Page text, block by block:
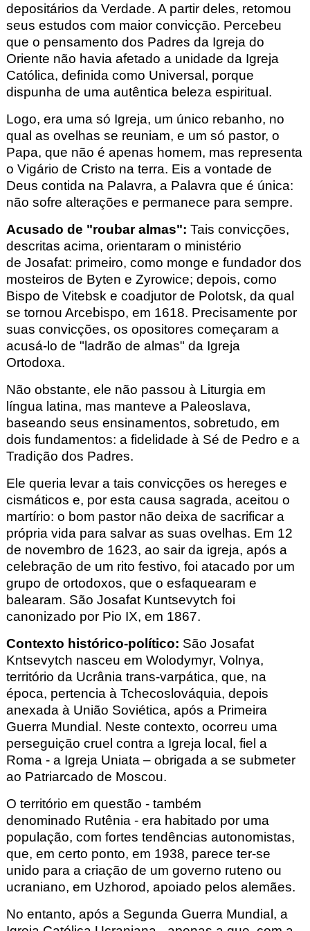
depositários da Verdade. A partir deles, retomou
seus estudos com maior convicção. Percebeu
que o pensamento dos Padres da Igreja do
Oriente não havia afetado a unidade da Igreja
Católica, definida como Universal, porque
dispunha de uma autêntica beleza espiritual.
Logo, era uma só Igreja, um único rebanho, no
qual as ovelhas se reuniam, e um só pastor, o
Papa, que não é apenas homem, mas representa
o Vigário de Cristo na terra. Eis a vontade de
Deus contida na Palavra, a Palavra que é única:
não sofre alterações e permanece para sempre.
Acusado de "roubar almas": Tais convicções,
descritas acima, orientaram o ministério
de Josafat: primeiro, como monge e fundador dos
mosteiros de Byten e Zyrowice; depois, como
Bispo de Vitebsk e coadjutor de Polotsk, da qual
se tornou Arcebispo, em 1618. Precisamente por
suas convicções, os opositores começaram a
acusá-lo de "ladrão de almas" da Igreja
Ortodoxa.
Não obstante, ele não passou à Liturgia em
língua latina, mas manteve a Paleoslava,
baseando seus ensinamentos, sobretudo, em
dois fundamentos: a fidelidade à Sé de Pedro e a
Tradição dos Padres.
Ele queria levar a tais convicções os hereges e
cismáticos e, por esta causa sagrada, aceitou o
martírio: o bom pastor não deixa de sacrificar a
própria vida para salvar as suas ovelhas. Em 12
de novembro de 1623, ao sair da igreja, após a
celebração de um rito festivo, foi atacado por um
grupo de ortodoxos, que o esfaquearam e
balearam. São Josafat Kuntsevytch foi
canonizado por Pio IX, em 1867.
Contexto histórico-político: São Josafat
Kntsevytch nasceu em Wolodymyr, Volnya,
território da Ucrânia trans-varpática, que, na
época, pertencia à Tchecoslováquia, depois
anexada à União Soviética, após a Primeira
Guerra Mundial. Neste contexto, ocorreu uma
perseguição cruel contra a Igreja local, fiel a
Roma - a Igreja Uniata – obrigada a se submeter
ao Patriarcado de Moscou.
O território em questão - também
denominado Rutênia - era habitado por uma
população, com fortes tendências autonomistas,
que, em certo ponto, em 1938, parece ter-se
unido para a criação de um governo ruteno ou
ucraniano, em Uzhorod, apoiado pelos alemães.
No entanto, após a Segunda Guerra Mundial, a